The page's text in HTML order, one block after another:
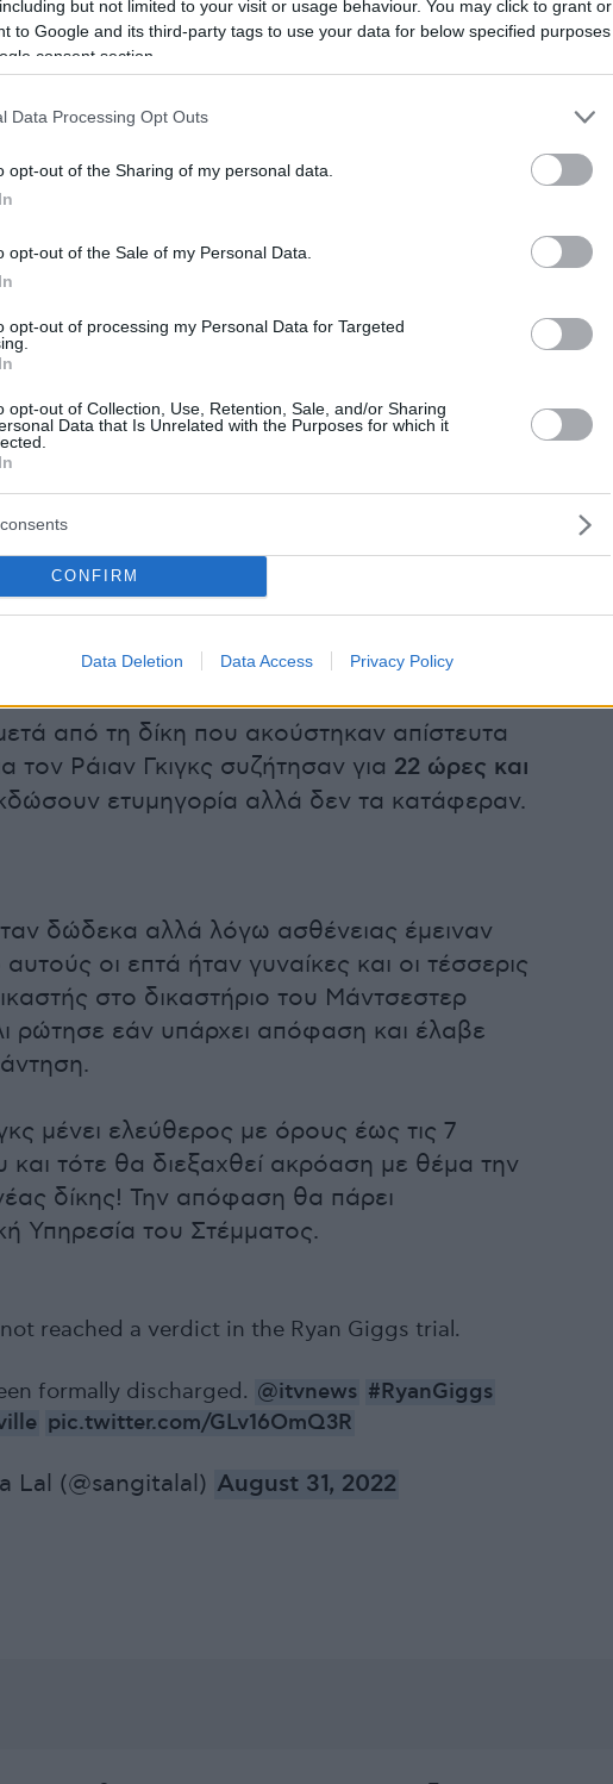
but not limited to your visit or usage behaviour. You may click to grant or
to Google and its third-party tags to use your data for below specified purposes
consent section.
Data Processing Opt Outs
opt-out of the Sharing of my personal data.
opt-out of the Sale of my Personal Data.
opt-out of processing my Personal Data for Targeted
opt-out of Collection, Use, Retention, Sale, and/or Sharing
Data that Is Unrelated with the Purposes for which it
CONFIRM
Data Deletion Data Access Privacy Policy
20.
trial jury discharged without reaching verdicts
than 22 hrs of deliberations.
is considering whether to pursue a retrial, and
the public interest. Court heard a re-trial, if
be in June next year.https://t.co/qAqux8DLoP
(@David_Challen)August 31, 2022
από τη δίκη που ακούστηκαν απίστευτα
τον Ράιαν Γκιγκς συζήτησαν για 22 ώρες και
ετυμηγορία αλλά δεν τα κατάφεραν.
δώδεκα αλλά λόγω ασθένειας έμειναν
οι επτά ήταν γυναίκες και οι τέσσερις
στο δικαστήριο του Μάντσεστερ
ρώτησε εάν υπάρχει απόφαση και έλαβε
μένει ελεύθερος με όρους έως τις 7
και τότε θα διεξαχθεί ακρόαση με θέμα την
δίκης! Την απόφαση θα πάρει
Υπηρεσία του Στέμματος.
reached a verdict in the Ryan Giggs trial.
formally discharged. @itvnews #RyanGiggs
pic.twitter.com/GLv16OmQ3R
Lal (@sangitalal) August 31, 2022